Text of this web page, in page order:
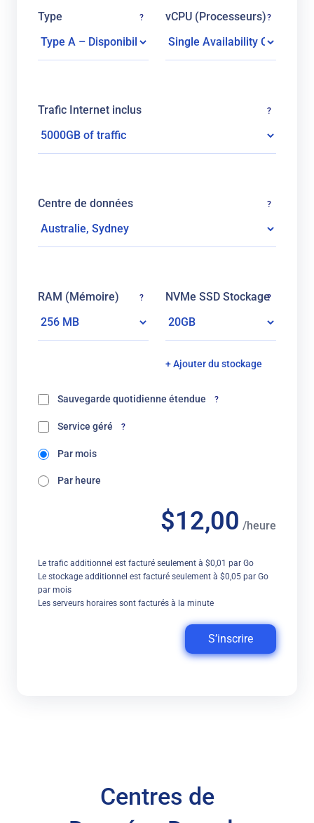
Type ? vCPU (Processeurs)?
Trafic Internet inclus ?
Centre de données ?
RAM (Mémoire) ? NVMe SSD Stockage?
+ Ajouter du stockage
Sauvegarde quotidienne étendue ?
Service géré ?
Par mois
Par heure
Le trafic additionnel est facturé seulement à $0,01 par Go
Le stockage additionnel est facturé seulement à $0,05 par Go
par mois
Les serveurs horaires sont facturés à la minute
$12,00 /heure
S’inscrire
Centres de